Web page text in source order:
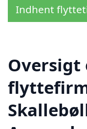
Indhent
Oversigt